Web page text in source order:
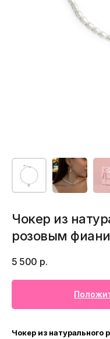
Чокер из
розовым
5 500 р.
Чокер из натурального